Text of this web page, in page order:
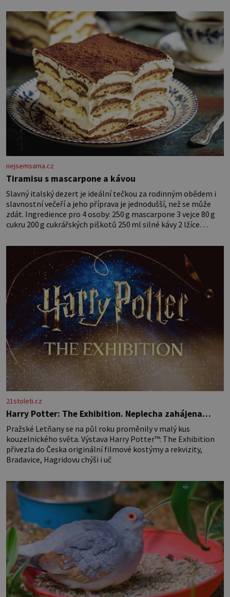
dlouho po jeho smrti
nejsemsama.cz
Tiramisu s mascarpone a kávou
Slavný italský dezert je ideální tečkou za rodinným obědem i
slavnostní večeří a jeho příprava je jednodušší, než se může
zdát. Ingredience pro 4 osoby: 250 g mascarpone 3 vejce 80 g
cukru 200 g cukrářských piškotů 250 ml silné kávy 2 lžíce
Žloutky vyšlehejte s cukrem do světlé pěny a postupně do nich
vmíchejte mascarpone, aby vznikl hladký
21stoleti.cz
Harry Potter: The Exhibition. Neplecha zahájena…
Pražské Letňany se na půl roku proměnily v malý kus
kouzelnického světa. Výstava Harry Potter™: The Exhibition
přivezla do Česka originální filmové kostýmy a rekvizity,
Bradavice, Hagridovu chýši i uč